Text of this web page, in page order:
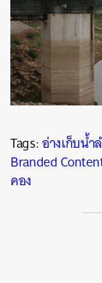
Tags:อ่างเก็บน้ำ
Branded
คอง